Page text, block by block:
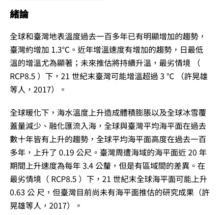
緒論
全球和臺灣地表溫度過去一百多年已有明顯增加的趨勢，
臺灣約增加 1.3℃。近年增溫速度有增加的趨勢，日最低
溫的增溫尤為顯著；未來推估將持續升溫，最劣情境 （
RCP8.5 ）下，21 世紀末臺灣可能增溫超過 3 ℃ （許晃雄
等人，2017）。
全球暖化下，海水溫度上升造成體積膨脹以及全球冰雪覆
蓋量減少、融化匯流入海，全球與臺灣平均海平面在過去
數十年皆有上升的趨勢，全球平均海平面高度在過去一百
多年，上升了 0.19 公尺。臺灣周遭海域的海平面近 20 年
期間上升速度為每年 3.4 公釐，但是有區域間的差異。在
最劣情境（ RCP8.5 ）下，21 世紀末全球海平面可能上升
0.63 公 尺，但臺灣目前尚未有海平面推估的研究成果（許
晃雄等人，2017）。